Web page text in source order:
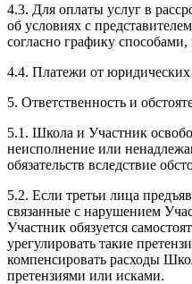
4.3. Для оплаты услуг в
об условиях с
согласно графику
4.4. Платежи от
5. Ответственность и
5.1. Школа и Участник
неисполнение или
обязательств вследствие
5.2. Если третьи лица
связанные с нарушением
Участник обязуется
урегулировать такие
компенсировать расходы
претензиями или исками.